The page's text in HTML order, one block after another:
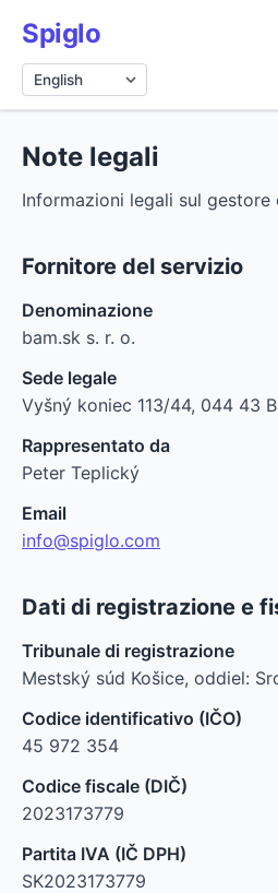
Spiglo
Lingua
Note legali
Informazioni legali sul gestore
Fornitore del servizio
Denominazione
bam.sk s. r. o.
Sede legale
Vyšný koniec 113/44, 044 43
Rappresentato da
Peter Teplický
Email
info@spiglo.com
Dati di registrazione e
Tribunale di registrazione
Mestský súd Košice, oddiel:
Codice identificativo (IČO)
45 972 354
Codice fiscale (DIČ)
2023173779
Partita IVA (IČ DPH)
SK2023173779